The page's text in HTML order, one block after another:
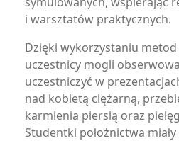
i warsztatów praktycznych.
Dzięki wykorzystaniu
uczestnicy mogli
uczestniczyć w
nad kobietą ciężarną,
karmienia piersią oraz
Studentki położnictwa